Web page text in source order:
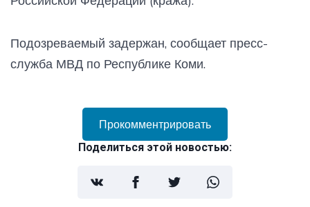
Подозреваемый задержан, сообщает пресс-
служба МВД по Республике Коми.
Прокомментрировать
Поделиться этой новостью: